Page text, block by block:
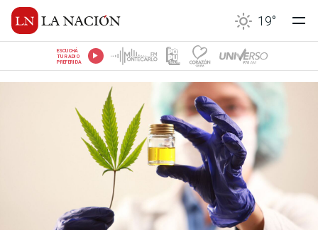
19°
ESCUCHÁ
TU RADIO
PREFERIDA